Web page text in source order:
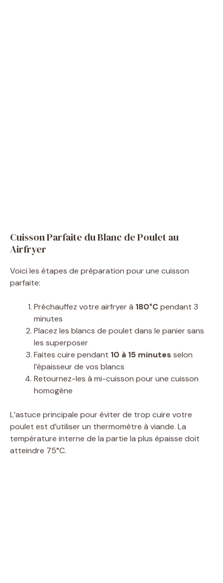
Cuisson Parfaite du Blanc de Poulet au
Airfryer
Voici les étapes de préparation pour une cuisson
parfaite:
Préchauffez votre airfryer à 180°Cpendant 3
minutes
Placez les blancs de poulet dans le panier sans
les superposer
Faites cuire pendant 10 à 15 minutes selon
l’épaisseur de vos blancs
Retournez-les à mi-cuisson pour une cuisson
homogène
L’astuce principale pour éviter de trop cuire votre
poulet est d’utiliser un thermomètre à viande. La
température interne de la partie la plus épaisse doit
atteindre 75°C.